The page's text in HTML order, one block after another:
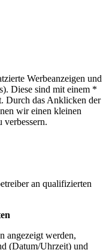
Werbeanzeigen und
Diese sind mit einem *
Durch das Anklicken der
wir einen kleinen
verbessern.
an qualifizierten
angezeigt werden,
(Datum/Uhrzeit) und